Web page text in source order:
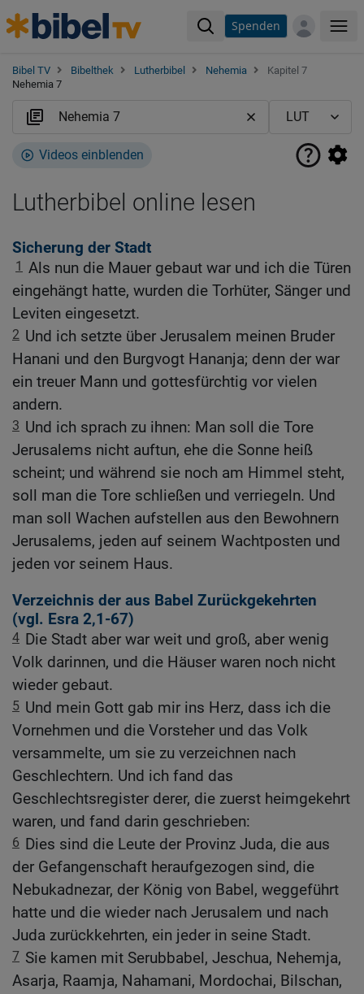
Spenden
Bibel TV Bibelthek Lutherbibel Nehemia
Kapitel 7
Nehemia 7
Videos einblenden
Lutherbibel online lesen
Sicherung der Stadt
1 Als nun die Mauer gebaut war und ich die Türen
eingehängt hatte, wurden die Torhüter, Sänger und
Leviten eingesetzt.
2 Und ich setzte über Jerusalem meinen Bruder
Hanani und den Burgvogt Hananja; denn der war
ein treuer Mann und gottesfürchtig vor vielen
andern.
3 Und ich sprach zu ihnen: Man soll die Tore
Jerusalems nicht auftun, ehe die Sonne heiß
scheint; und während sie noch am Himmel steht,
soll man die Tore schließen und verriegeln. Und
man soll Wachen aufstellen aus den Bewohnern
Jerusalems, jeden auf seinem Wachtposten und
jeden vor seinem Haus.
Verzeichnis der aus Babel Zurückgekehrten
(vgl. Esra 2,1-67)
4 Die Stadt aber war weit und groß, aber wenig
Volk darinnen, und die Häuser waren noch nicht
wieder gebaut.
5 Und mein Gott gab mir ins Herz, dass ich die
Vornehmen und die Vorsteher und das Volk
versammelte, um sie zu verzeichnen nach
Geschlechtern. Und ich fand das
Geschlechtsregister derer, die zuerst heimgekehrt
waren, und fand darin geschrieben:
6 Dies sind die Leute der Provinz Juda, die aus
der Gefangenschaft heraufgezogen sind, die
Nebukadnezar, der König von Babel, weggeführt
hatte und die wieder nach Jerusalem und nach
Juda zurückkehrten, ein jeder in seine Stadt.
7 Sie kamen mit Serubbabel, Jeschua, Nehemja,
Asarja, Raamja, Nahamani, Mordochai, Bilschan,